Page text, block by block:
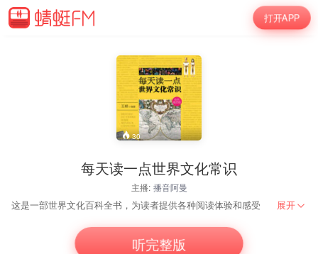
打开APP
30
每天读一点世界文化常识
主播: 播音阿曼
这是一部世界文化百科全书，为读者提供各种阅读体验和感受
展开
听完整版